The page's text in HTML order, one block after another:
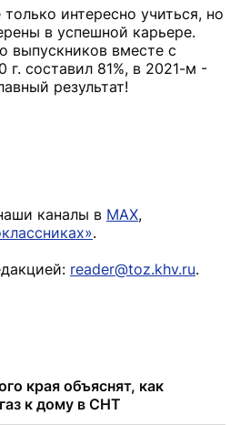
интересно учиться, но
в успешной карьере.
выпускников вместе с
составил 81%, в 2021-м -
результат!
каналы в MAX,
.
reader@toz.khv.ru.
края объяснят, как
к дому в СНТ